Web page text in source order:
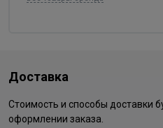
Доставка
Стоимость и способы доставки
оформлении заказа.